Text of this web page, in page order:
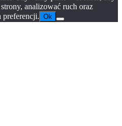
analizować ruch oraz
preferencji. Ok